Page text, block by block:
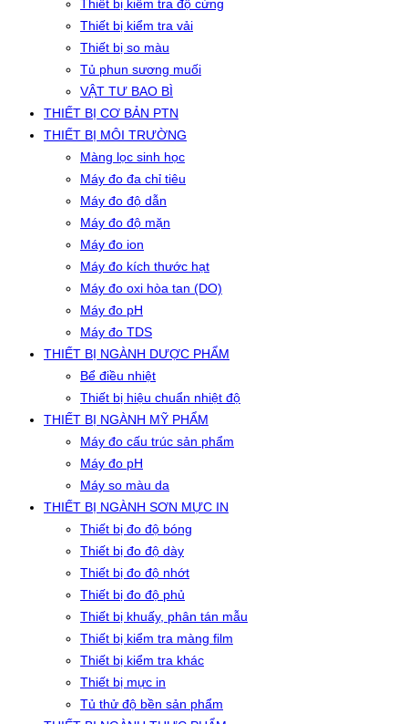
Thiết bị kiểm tra độ cứng
Thiết bị kiểm tra vải
Thiết bị so màu
Tủ phun sương muối
VẬT TƯ BAO BÌ
THIẾT BỊ CƠ BẢN PTN
THIẾT BỊ MÔI TRƯỜNG
Màng lọc sinh học
Máy đo đa chỉ tiêu
Máy đo độ dẫn
Máy đo độ mặn
Máy đo ion
Máy đo kích thước hạt
Máy đo oxi hòa tan (DO)
Máy đo pH
Máy đo TDS
THIẾT BỊ NGÀNH DƯỢC PHẨM
Bể điều nhiệt
Thiết bị hiệu chuẩn nhiệt độ
THIẾT BỊ NGÀNH MỸ PHẨM
Máy đo cấu trúc sản phẩm
Máy đo pH
Máy so màu da
THIẾT BỊ NGÀNH SƠN MỰC IN
Thiết bị đo độ bóng
Thiết bị đo độ dày
Thiết bị đo độ nhớt
Thiết bị đo độ phủ
Thiết bị khuấy, phân tán mẫu
Thiết bị kiểm tra màng film
Thiết bị kiểm tra khác
Thiết bị mực in
Tủ thử độ bền sản phẩm